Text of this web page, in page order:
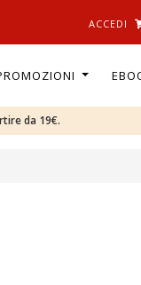
ACCEDI
da 19€.